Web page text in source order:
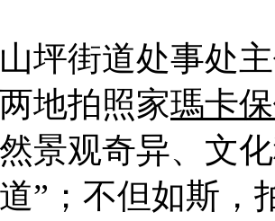
坪街道处事处
地拍照家瑪卡
景观奇异、文
”；不但如斯，